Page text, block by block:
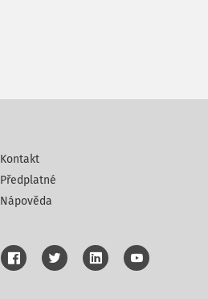
Kontakt
Předplatné
Nápověda